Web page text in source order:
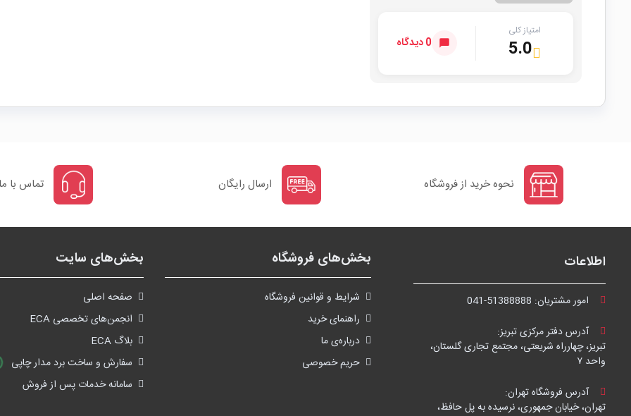
امتیاز کلی
5.0 0 دیدگاه
نحوه خرید از فروشگاه ارسال رایگان تماس با ما
اطلاعات
امور مشتریان: 041-51388888
آدرس دفتر مرکزی تبریز:
تبریز، چهارراه شریعتی، مجتمع تجاری گلستان،
واحد ۷
آدرس فروشگاه تهران:
تهران، خیابان جمهوری، نرسیده به پل حافظ،
بخش‌های فروشگاه
شرايط و قوانین فروشگاه
راهنمای خرید
درباره‌ی ما
حریم خصوصی
بخش‌های سایت
صفحه اصلی
انجمن‌های تخصصی ECA
بلاگ ECA
سفارش و ساخت برد مدار چاپی
سامانه خدمات پس از فروش